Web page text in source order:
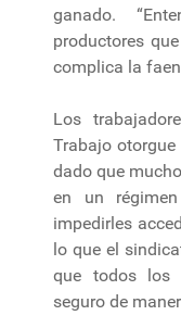
ganado.
productores
complica la
Los
Trabajo
dado que
en un
impedirles
lo que el
que todos los
seguro de